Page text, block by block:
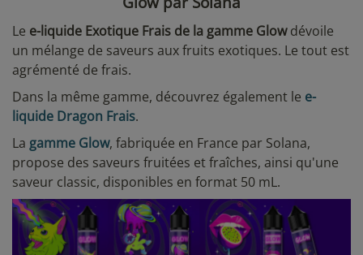
Le e-liquide Exotique Frais de la gamme Glowdévoile
un mélange de saveurs aux fruits exotiques. Le tout est
agrémenté de frais.
Dans la même gamme, découvrez également le e-
liquide Dragon Frais.
La gamme Glow, fabriquée en France par Solana,
propose des saveurs fruitées et fraîches, ainsi qu'une
saveur classic, disponibles en format 50 mL.